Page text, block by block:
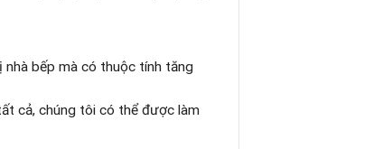
nhà bếp mà có thuộc tính tăng
cả, chúng tôi có thể được làm